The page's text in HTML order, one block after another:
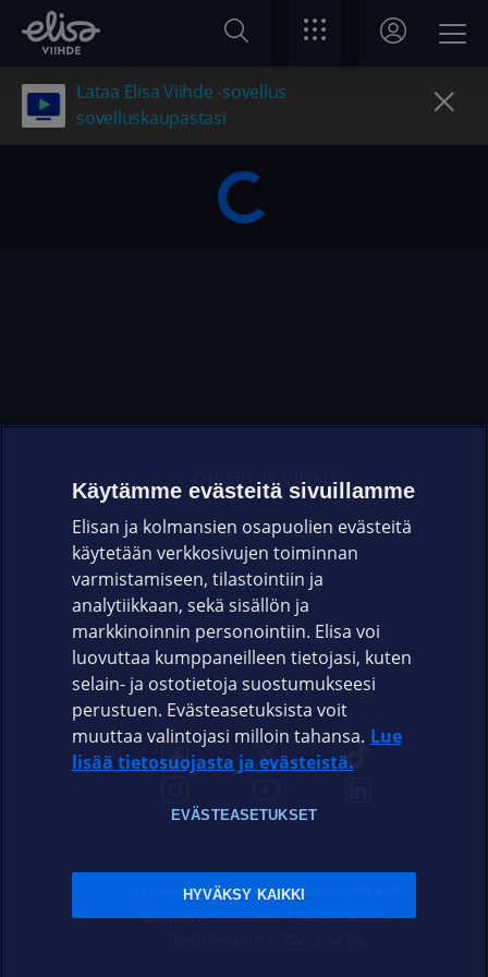
Lataa Elisa Viihde -sovellus
sovelluskaupastasi
OHJEET JA VINKIT
OMAYHTEISÖ
VIANSELVITYS
ASIAKASPALVELU
ELISA.FI
Sopimusehdot Tietosuoja Evästeasetukset
Sääntelyviranomaiset Saavutettavuus
Käytämme evästeitä sivuillamme
Elisan ja kolmansien osapuolien evästeitä
käytetään verkkosivujen toiminnan
varmistamiseen, tilastointiin ja
analytiikkaan, sekä sisällön ja
markkinoinnin personointiin. Elisa voi
luovuttaa kumppaneilleen tietojasi, kuten
selain- ja ostotietoja suostumukseesi
perustuen. Evästeasetuksista voit
muuttaa valintojasi milloin tahansa. Lue
lisää tietosuojasta ja evästeistä.
EVÄSTEASETUKSET
HYVÄKSY KAIKKI